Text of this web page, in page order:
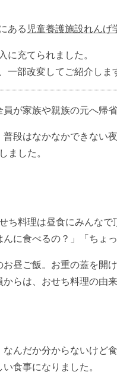
ある 児童養護施設れんげ
に充てられました。
一部改変してご紹介しま
が家族や親族の元へ帰
段はなかなかできない
ました。
料理は昼食にみんな
に食べるの？」「ちょ
昼ご飯。お重の蓋を開
らは、おせち料理の由
んだか分からないけど
食事になりました。